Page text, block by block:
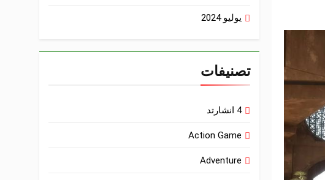
يوليو 2024
تصنيفات
4 انشارتد
Action Game
Adventure